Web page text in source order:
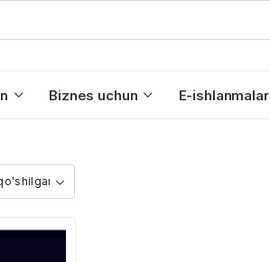
Biznes uchun E-ishlanmalar